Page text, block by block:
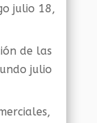
julio 18,
de las
julio